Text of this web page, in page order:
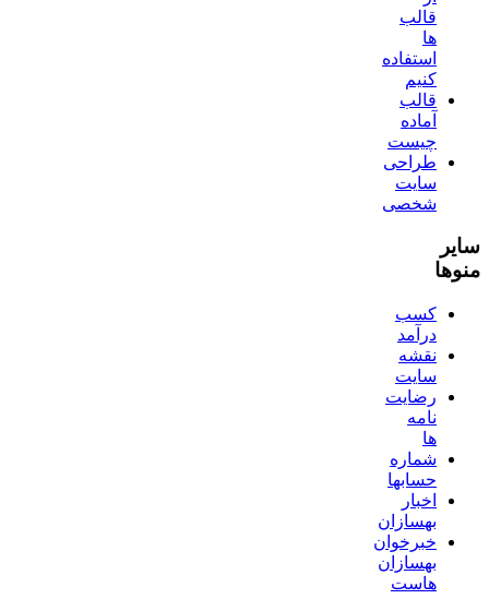
قالب
ها
استفاده
کنیم
قالب
آماده
چیست
طراحی
سایت
شخصی
سایر
منوها
کسب
درآمد
نقشه
سایت
رضایت
نامه
ها
شماره
حسابها
اخبار
بهسازان
خبرخوان
بهسازان
هاست